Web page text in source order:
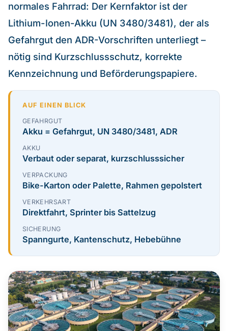
International
Ratgeber
Praxis
Kontakt
EN
normales Fahrrad: Der Kernfaktor ist der
Lithium-Ionen-Akku (UN 3480/3481), der als
Gefahrgut den ADR-Vorschriften unterliegt –
nötig sind Kurzschlussschutz, korrekte
Kennzeichnung und Beförderungspapiere.
AUF EINEN BLICK
GEFAHRGUT
Akku = Gefahrgut, UN 3480/3481, ADR
AKKU
Verbaut oder separat, kurzschlusssicher
VERPACKUNG
Bike-Karton oder Palette, Rahmen gepolstert
VERKEHRSART
Direktfahrt, Sprinter bis Sattelzug
SICHERUNG
Spanngurte, Kantenschutz, Hebebühne